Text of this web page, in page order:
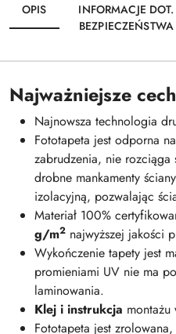
OPIS
INFORMACJE DOT.
BEZPIECZEŃSTWA
Najważniejsze
Najnowsza technologia
Fototapeta jest odporna
zabrudzenia, nie rozciąga
drobne mankamenty
izolacyjną, pozwalając
Materiał 100%
g/m2 najwyższej jakości
Wykończenie tapety jest
promieniami UV nie ma
laminowania.
Klej i instrukcja montażu
Fototapeta jest